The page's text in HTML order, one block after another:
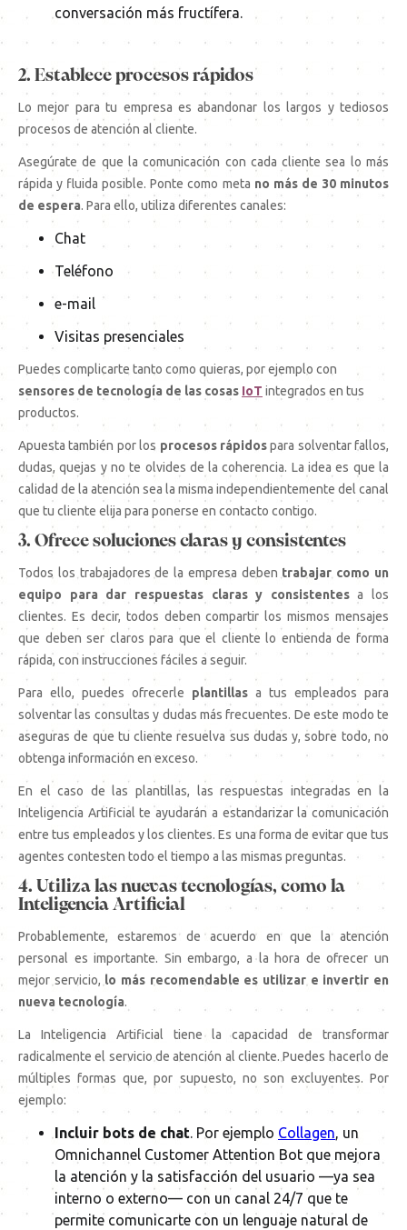
conversación más fructífera.
2. Establece procesos rápidos
Lo mejor para tu empresa es abandonar los largos y tediosos
procesos de atención al cliente.
Asegúrate de que la comunicación con cada cliente sea lo más
rápida y fluida posible. Ponte como meta no más de 30 minutos
de espera. Para ello, utiliza diferentes canales:
Chat
Teléfono
e-mail
Visitas presenciales
Puedes complicarte tanto como quieras, por ejemplo con
sensores de tecnología de las cosas IoT integrados en tus
productos.
Apuesta también por los procesos rápidospara solventar fallos,
dudas, quejas y no te olvides de la coherencia. La idea es que la
calidad de la atención sea la misma independientemente del canal
que tu cliente elija para ponerse en contacto contigo.
3. Ofrece soluciones claras y consistentes
Todos los trabajadores de la empresa deben trabajar como un
equipo para dar respuestas claras y consistentesa los
clientes. Es decir, todos deben compartir los mismos mensajes
que deben ser claros para que el cliente lo entienda de forma
rápida, con instrucciones fáciles a seguir.
Para ello, puedes ofrecerle plantillas a tus empleados para
solventar las consultas y dudas más frecuentes. De este modo te
aseguras de que tu cliente resuelva sus dudas y, sobre todo, no
obtenga información en exceso.
En el caso de las plantillas, las respuestas integradas en la
Inteligencia Artificial te ayudarán a estandarizar la comunicación
entre tus empleados y los clientes. Es una forma de evitar que tus
agentes contesten todo el tiempo a las mismas preguntas.
4. Utiliza las nuevas tecnologías, como la
Inteligencia Artificial
Probablemente, estaremos de acuerdo en que la atención
personal es importante. Sin embargo, a la hora de ofrecer un
mejor servicio, lo más recomendable es utilizar e invertir en
nueva tecnología.
La Inteligencia Artificial tiene la capacidad de transformar
radicalmente el servicio de atención al cliente. Puedes hacerlo de
múltiples formas que, por supuesto, no son excluyentes. Por
ejemplo:
Incluir bots de chat. Por ejemplo Collagen, un
Omnichannel Customer Attention Bot que mejora
la atención y la satisfacción del usuario —ya sea
interno o externo— con un canal 24/7 que te
permite comunicarte con un lenguaje natural de